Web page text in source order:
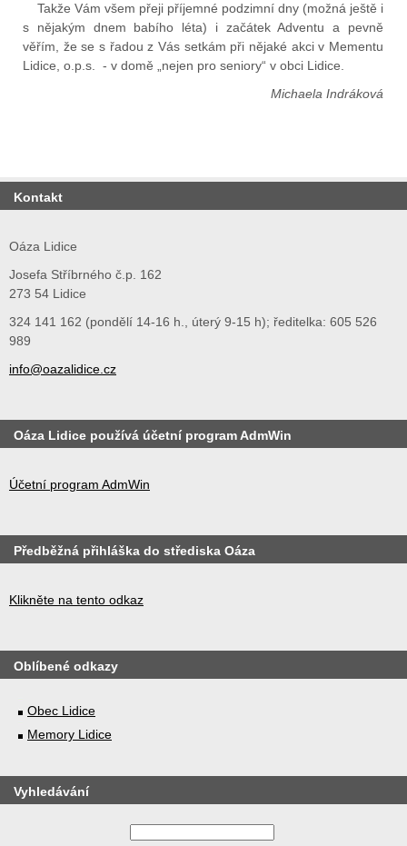
Takže Vám všem přeji příjemné podzimní dny (možná ještě i
s nějakým dnem babího léta) i začátek Adventu a pevně
věřím, že se s řadou z Vás setkám při nějaké akci v Mementu
Lidice, o.p.s. - v domě „nejen pro seniory“ v obci Lidice.
Michaela Indráková
Kontakt
Oáza Lidice
Josefa Stříbrného č.p. 162
273 54 Lidice
324 141 162 (pondělí 14-16 h., úterý 9-15 h); ředitelka: 605 526
989
info@oazalidice.cz
Oáza Lidice používá účetní program AdmWin
Účetní program AdmWin
Předběžná přihláška do střediska Oáza
Klikněte na tento odkaz
Oblíbené odkazy
Obec Lidice
Memory Lidice
Vyhledávání